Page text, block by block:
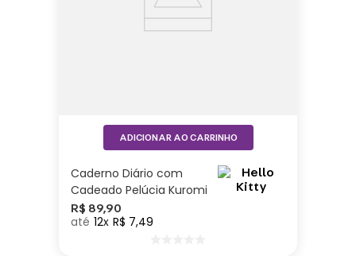
Caderno Diário com
Cadeado Pelúcia Kuromi
R$ 89,90
12 R$ 7,49
ADICIONAR AO CARRINHO